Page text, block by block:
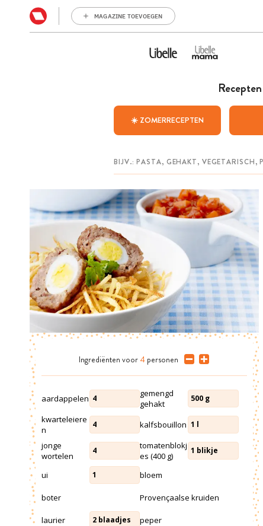
MAGAZINE TOEVOEGEN
Recepten
☀️ ZOMERRECEPTEN
Ingrediënten voor 4 personen
aardappelen 4
gemengd
gehakt
500 g
kwarteleiere
n
4 kalfsbouillon 1 l
jonge
wortelen
4
tomatenblokj
es (400 g)
1 blikje
ui 1 bloem
boter Provençaalse kruiden
laurier 2 blaadjes peper